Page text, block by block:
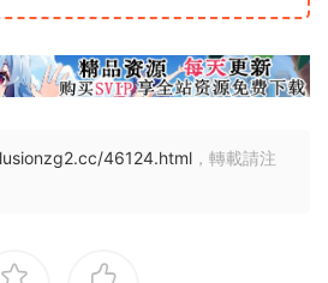
46124.html ，轉載請注